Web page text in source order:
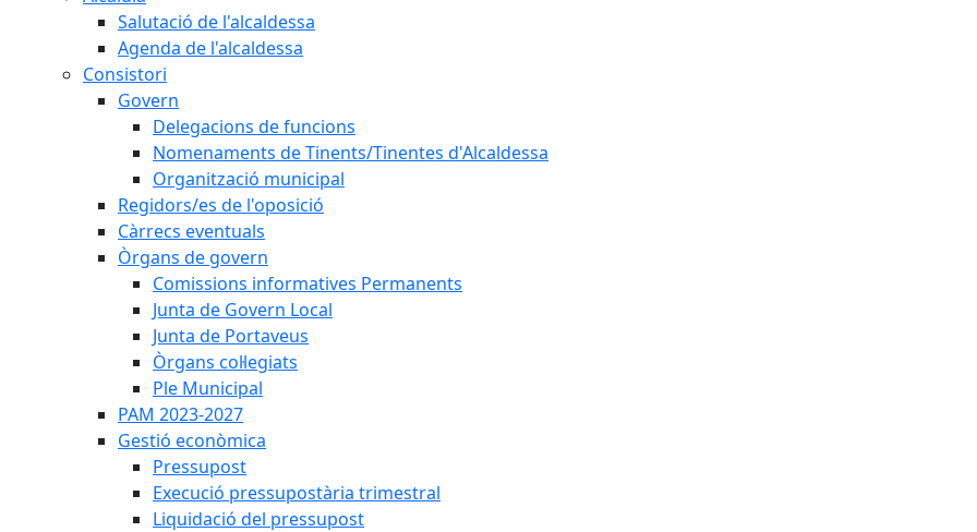
Salutació de l'alcaldessa
Agenda de l'alcaldessa
Consistori
Govern
Delegacions de funcions
Nomenaments de Tinents/Tinentes d'Alcaldessa
Organització municipal
Regidors/es de l'oposició
Càrrecs eventuals
Òrgans de govern
Comissions informatives Permanents
Junta de Govern Local
Junta de Portaveus
Òrgans col·legiats
Ple Municipal
PAM 2023-2027
Gestió econòmica
Pressupost
Execució pressupostària trimestral
Liquidació del pressupost